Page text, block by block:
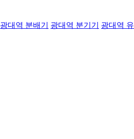
광대역 분배기 광대역 분기기
광대역